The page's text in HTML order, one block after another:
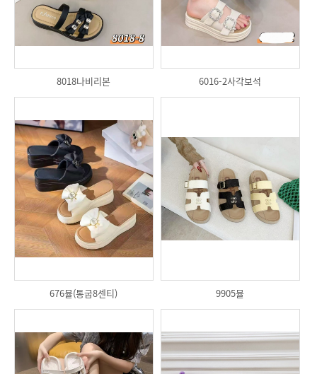
8018나비리본 6016-2사각보석
676뮬(통굽8센티) 9905뮬